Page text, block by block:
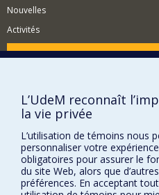
Nouvelles
Activités
Comment soutenir le
Plan du site
Signaler une erreur
Accessibilité
FACULTÉ DES ARTS ET DES
Nos départements et écoles
L’UdeM reconnaît
la vie privée
L’utilisation de témoins nous
personnaliser votre
obligatoires pour assurer le
du site Web, alors que
préférences. En acceptant